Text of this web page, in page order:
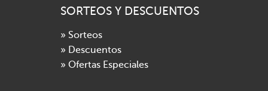
SORTEOS Y DESCUENTOS
» Sorteos
» Descuentos
» Ofertas Especiales